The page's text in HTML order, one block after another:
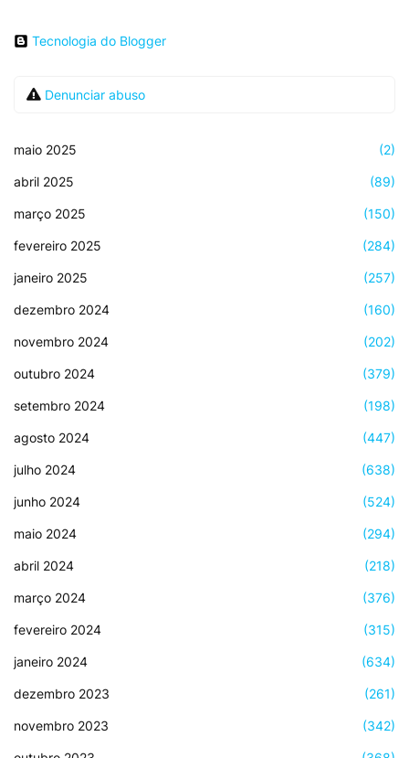
Tecnologia do Blogger
Denunciar abuso
maio 2025 (2)
abril 2025 (89)
março 2025 (150)
fevereiro 2025 (284)
janeiro 2025 (257)
dezembro 2024 (160)
novembro 2024 (202)
outubro 2024 (379)
setembro 2024 (198)
agosto 2024 (447)
julho 2024 (638)
junho 2024 (524)
maio 2024 (294)
abril 2024 (218)
março 2024 (376)
fevereiro 2024 (315)
janeiro 2024 (634)
dezembro 2023 (261)
novembro 2023 (342)